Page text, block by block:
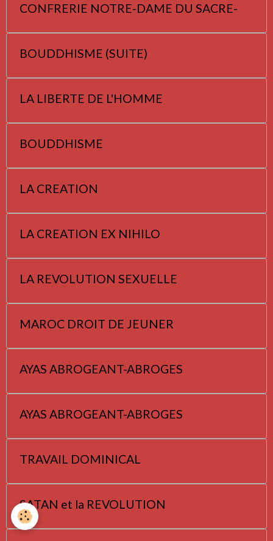
CONFRERIE NOTRE-DAME DU SACRE-
BOUDDHISME (SUITE)
LA LIBERTE DE L'HOMME
BOUDDHISME
LA CREATION
LA CREATION EX NIHILO
LA REVOLUTION SEXUELLE
MAROC DROIT DE JEUNER
AYAS ABROGEANT-ABROGES
AYAS ABROGEANT-ABROGES
TRAVAIL DOMINICAL
SATAN et la REVOLUTION